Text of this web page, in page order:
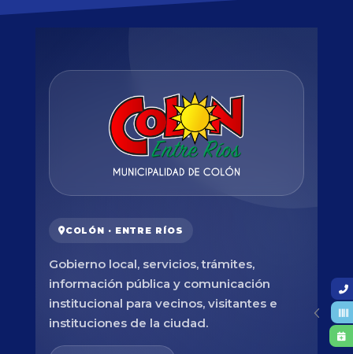
COLÓN · ENTRE RÍOS
Gobierno local, servicios, trámites,
información pública y comunicación
institucional para vecinos, visitantes e
instituciones de la ciudad.